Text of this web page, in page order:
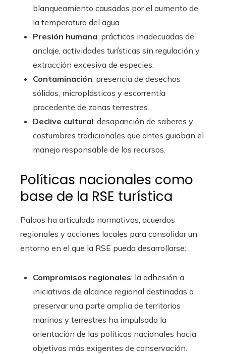
blanqueamiento causados por el aumento de
la temperatura del agua.
Presión humana: prácticas inadecuadas de
anclaje, actividades turísticas sin regulación y
extracción excesiva de especies.
Contaminación: presencia de desechos
sólidos, microplásticos y escorrentía
procedente de zonas terrestres.
Declive cultural: desaparición de saberes y
costumbres tradicionales que antes guiaban el
manejo responsable de los recursos.
Políticas nacionales como
base de la RSE turística
Palaos ha articulado normativas, acuerdos
regionales y acciones locales para consolidar un
entorno en el que la RSE pueda desarrollarse:
Compromisos regionales: la adhesión a
iniciativas de alcance regional destinadas a
preservar una parte amplia de territorios
marinos y terrestres ha impulsado la
orientación de las políticas nacionales hacia
objetivos más exigentes de conservación.